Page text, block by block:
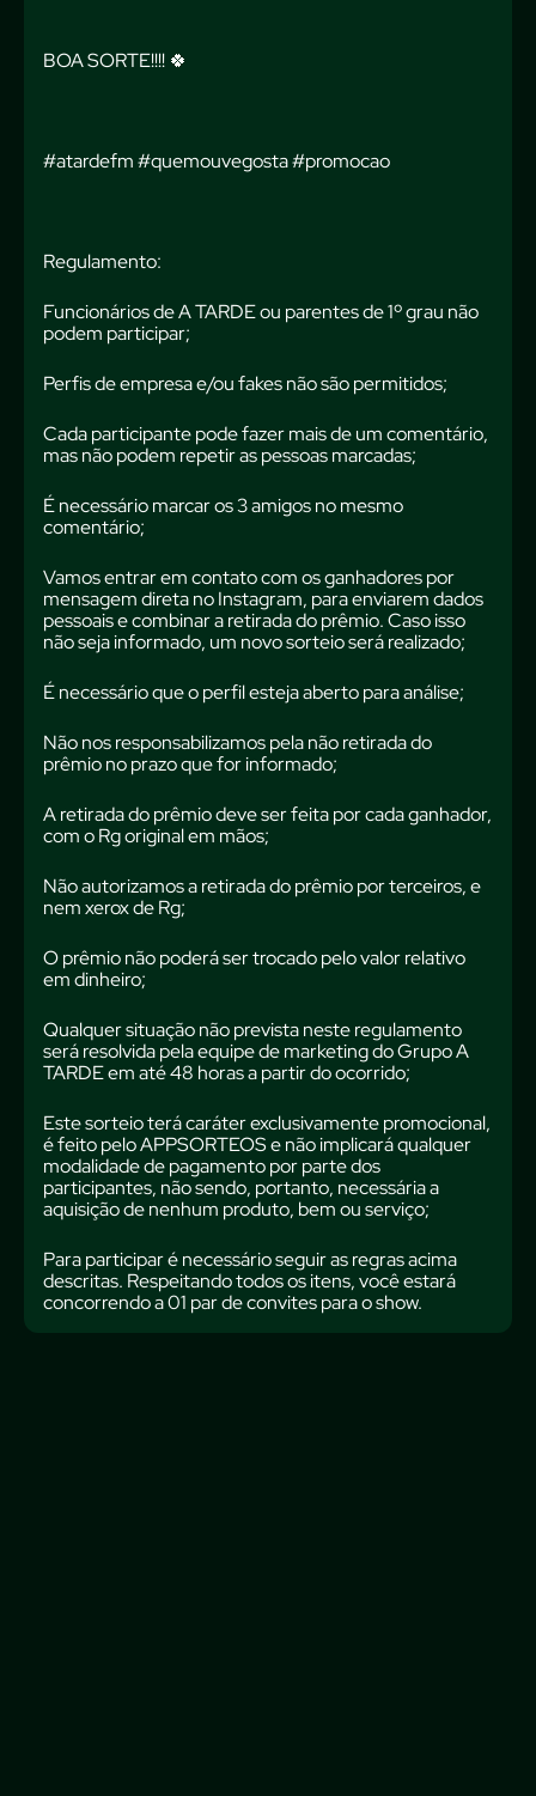
BOA SORTE!!!! 🍀
#atardefm #quemouvegosta #promocao
Regulamento:
Funcionários de A TARDE ou parentes de 1º grau não
podem participar;
Perfis de empresa e/ou fakes não são permitidos;
Cada participante pode fazer mais de um comentário,
mas não podem repetir as pessoas marcadas;
É necessário marcar os 3 amigos no mesmo
comentário;
Vamos entrar em contato com os ganhadores por
mensagem direta no Instagram, para enviarem dados
pessoais e combinar a retirada do prêmio. Caso isso
não seja informado, um novo sorteio será realizado;
É necessário que o perfil esteja aberto para análise;
Não nos responsabilizamos pela não retirada do
prêmio no prazo que for informado;
A retirada do prêmio deve ser feita por cada ganhador,
com o Rg original em mãos;
Não autorizamos a retirada do prêmio por terceiros, e
nem xerox de Rg;
O prêmio não poderá ser trocado pelo valor relativo
em dinheiro;
Qualquer situação não prevista neste regulamento
será resolvida pela equipe de marketing do Grupo A
TARDE em até 48 horas a partir do ocorrido;
Este sorteio terá caráter exclusivamente promocional,
é feito pelo APPSORTEOS e não implicará qualquer
modalidade de pagamento por parte dos
participantes, não sendo, portanto, necessária a
aquisição de nenhum produto, bem ou serviço;
Para participar é necessário seguir as regras acima
descritas. Respeitando todos os itens, você estará
concorrendo a 01 par de convites para o show.